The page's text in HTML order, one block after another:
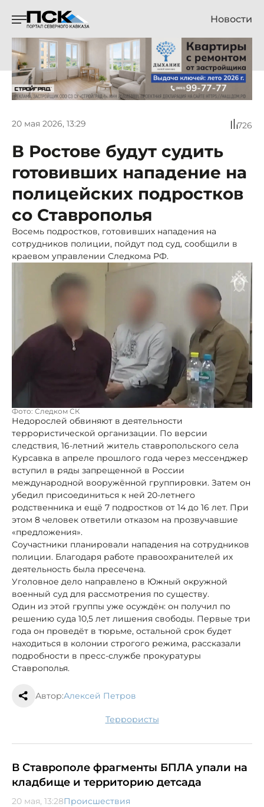
Новости
20 мая 2026, 13:29 726
В Ростове будут судить
готовивших нападение на
полицейских подростков
со Ставрополья
Восемь подростков, готовивших нападения на
сотрудников полиции, пойдут под суд, сообщили в
краевом управлении Следкома РФ.
Фото: Следком СК
Недорослей обвиняют в деятельности
террористической организации. По версии
следствия, 16-летний житель ставропольского села
Курсавка в апреле прошлого года через мессенджер
вступил в ряды запрещенной в России
международной вооружённой группировки. Затем он
убедил присоединиться к ней 20-летнего
родственника и ещё 7 подростков от 14 до 16 лет. При
этом 8 человек ответили отказом на прозвучавшие
«предложения».
Соучастники планировали нападения на сотрудников
полиции. Благодаря работе правоохранителей их
деятельность была пресечена.
Уголовное дело направлено в Южный окружной
военный суд для рассмотрения по существу.
Один из этой группы уже осуждён: он получил по
решению суда 10,5 лет лишения свободы. Первые три
года он проведёт в тюрьме, остальной срок будет
находиться в колонии строгого режима, рассказали
подробности в пресс-службе прокуратуры
Ставрополья.
Автор:Алексей Петров
террористы
В Ставрополе фрагменты БПЛА упали на
кладбище и территорию детсада
20 мая, 13:28Происшествия